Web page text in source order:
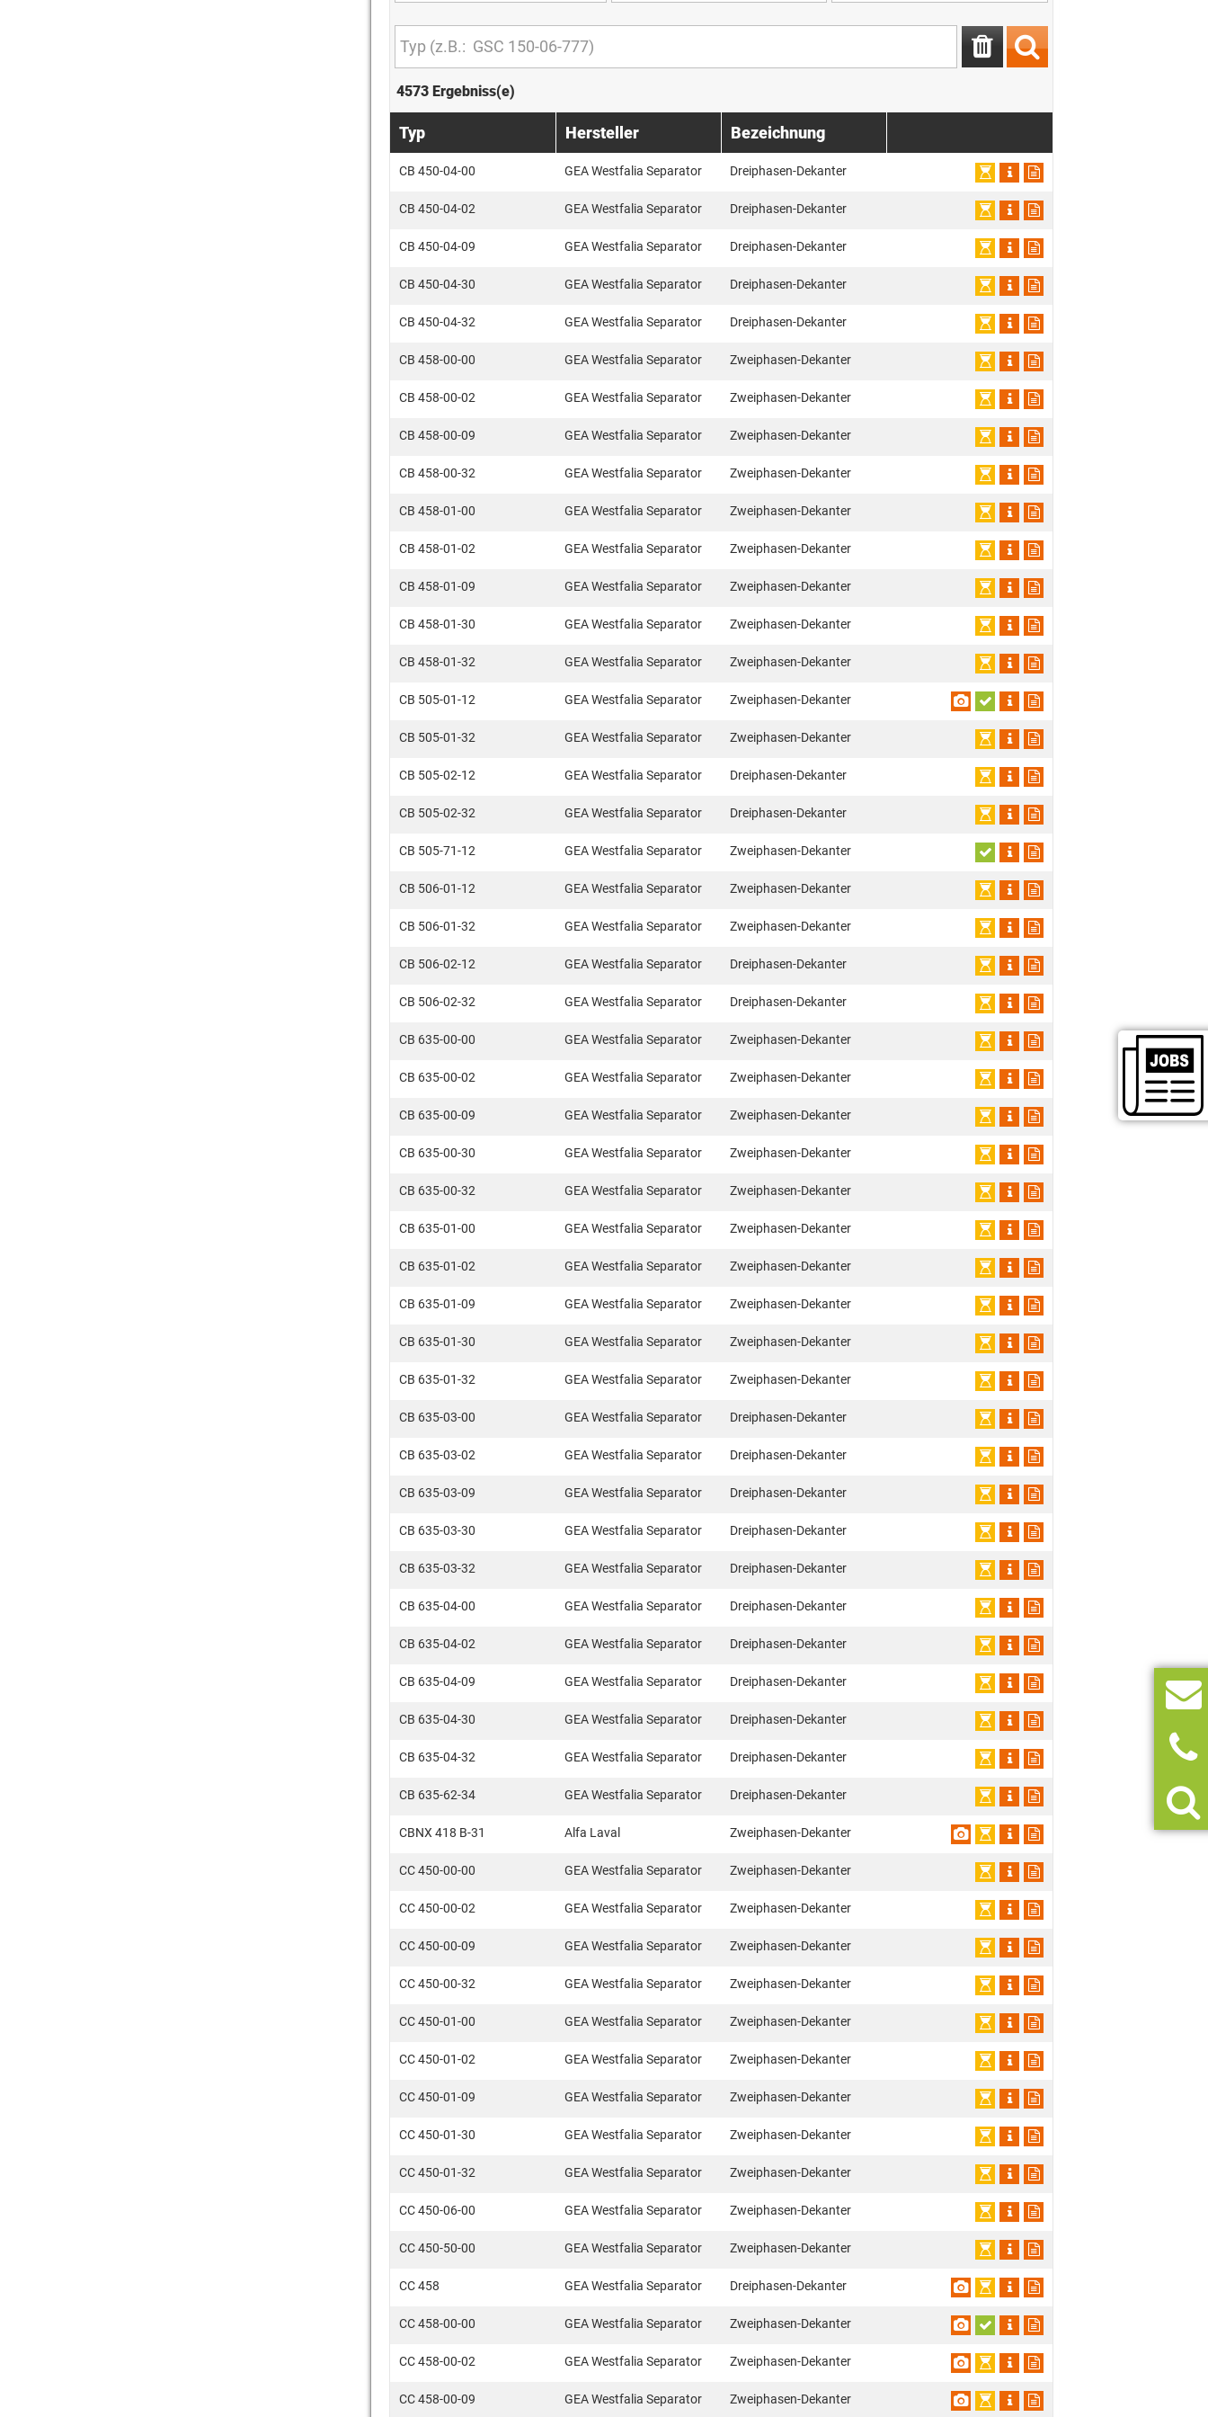
4573 Ergebniss(e)
Typ Hersteller Bezeichnung
CB 450-04-00 GEA Westfalia Separator Dreiphasen-Dekanter
CB 450-04-02 GEA Westfalia Separator Dreiphasen-Dekanter
CB 450-04-09 GEA Westfalia Separator Dreiphasen-Dekanter
CB 450-04-30 GEA Westfalia Separator Dreiphasen-Dekanter
CB 450-04-32 GEA Westfalia Separator Dreiphasen-Dekanter
CB 458-00-00 GEA Westfalia Separator Zweiphasen-Dekanter
CB 458-00-02 GEA Westfalia Separator Zweiphasen-Dekanter
CB 458-00-09 GEA Westfalia Separator Zweiphasen-Dekanter
CB 458-00-32 GEA Westfalia Separator Zweiphasen-Dekanter
CB 458-01-00 GEA Westfalia Separator Zweiphasen-Dekanter
CB 458-01-02 GEA Westfalia Separator Zweiphasen-Dekanter
CB 458-01-09 GEA Westfalia Separator Zweiphasen-Dekanter
CB 458-01-30 GEA Westfalia Separator Zweiphasen-Dekanter
CB 458-01-32 GEA Westfalia Separator Zweiphasen-Dekanter
CB 505-01-12 GEA Westfalia Separator Zweiphasen-Dekanter
CB 505-01-32 GEA Westfalia Separator Zweiphasen-Dekanter
CB 505-02-12 GEA Westfalia Separator Dreiphasen-Dekanter
CB 505-02-32 GEA Westfalia Separator Dreiphasen-Dekanter
CB 505-71-12 GEA Westfalia Separator Zweiphasen-Dekanter
CB 506-01-12 GEA Westfalia Separator Zweiphasen-Dekanter
CB 506-01-32 GEA Westfalia Separator Zweiphasen-Dekanter
CB 506-02-12 GEA Westfalia Separator Dreiphasen-Dekanter
CB 506-02-32 GEA Westfalia Separator Dreiphasen-Dekanter
CB 635-00-00 GEA Westfalia Separator Zweiphasen-Dekanter
CB 635-00-02 GEA Westfalia Separator Zweiphasen-Dekanter
CB 635-00-09 GEA Westfalia Separator Zweiphasen-Dekanter
CB 635-00-30 GEA Westfalia Separator Zweiphasen-Dekanter
CB 635-00-32 GEA Westfalia Separator Zweiphasen-Dekanter
CB 635-01-00 GEA Westfalia Separator Zweiphasen-Dekanter
CB 635-01-02 GEA Westfalia Separator Zweiphasen-Dekanter
CB 635-01-09 GEA Westfalia Separator Zweiphasen-Dekanter
CB 635-01-30 GEA Westfalia Separator Zweiphasen-Dekanter
CB 635-01-32 GEA Westfalia Separator Zweiphasen-Dekanter
CB 635-03-00 GEA Westfalia Separator Dreiphasen-Dekanter
CB 635-03-02 GEA Westfalia Separator Dreiphasen-Dekanter
CB 635-03-09 GEA Westfalia Separator Dreiphasen-Dekanter
CB 635-03-30 GEA Westfalia Separator Dreiphasen-Dekanter
CB 635-03-32 GEA Westfalia Separator Dreiphasen-Dekanter
CB 635-04-00 GEA Westfalia Separator Dreiphasen-Dekanter
CB 635-04-02 GEA Westfalia Separator Dreiphasen-Dekanter
CB 635-04-09 GEA Westfalia Separator Dreiphasen-Dekanter
CB 635-04-30 GEA Westfalia Separator Dreiphasen-Dekanter
CB 635-04-32 GEA Westfalia Separator Dreiphasen-Dekanter
CB 635-62-34 GEA Westfalia Separator Dreiphasen-Dekanter
CBNX 418 B-31 Alfa Laval Zweiphasen-Dekanter
CC 450-00-00 GEA Westfalia Separator Zweiphasen-Dekanter
CC 450-00-02 GEA Westfalia Separator Zweiphasen-Dekanter
CC 450-00-09 GEA Westfalia Separator Zweiphasen-Dekanter
CC 450-00-32 GEA Westfalia Separator Zweiphasen-Dekanter
CC 450-01-00 GEA Westfalia Separator Zweiphasen-Dekanter
CC 450-01-02 GEA Westfalia Separator Zweiphasen-Dekanter
CC 450-01-09 GEA Westfalia Separator Zweiphasen-Dekanter
CC 450-01-30 GEA Westfalia Separator Zweiphasen-Dekanter
CC 450-01-32 GEA Westfalia Separator Zweiphasen-Dekanter
CC 450-06-00 GEA Westfalia Separator Zweiphasen-Dekanter
CC 450-50-00 GEA Westfalia Separator Zweiphasen-Dekanter
CC 458 GEA Westfalia Separator Dreiphasen-Dekanter
CC 458-00-00 GEA Westfalia Separator Zweiphasen-Dekanter
CC 458-00-02 GEA Westfalia Separator Zweiphasen-Dekanter
CC 458-00-09 GEA Westfalia Separator Zweiphasen-Dekanter